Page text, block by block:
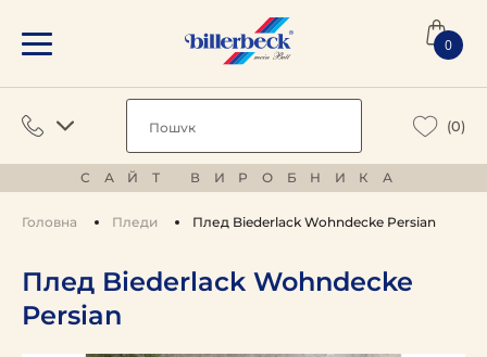
0
(0)
САЙТ ВИРОБНИКА
Головна Пледи Плед Biederlack Wohndecke Persian
Плед Biederlack Wohndecke
Persian